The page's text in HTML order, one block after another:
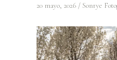
20 mayo, 2026 Sonrye